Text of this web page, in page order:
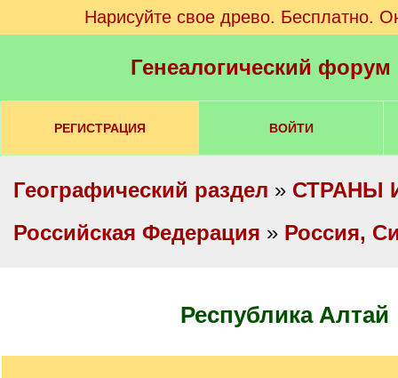
Нарисуйте свое древо. Бесплатно.
Генеалогический
РЕГИСТРАЦИЯ ВОЙТИ
Географический раздел » СТРАНЫ
Российская Федерация » Россия,
Республика Алтай